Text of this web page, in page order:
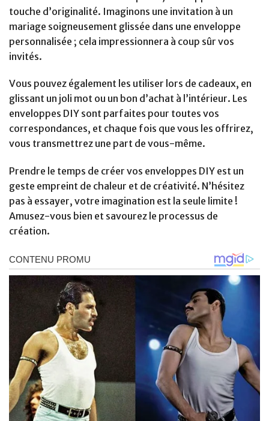
touche d’originalité. Imaginons une invitation à un
mariage soigneusement glissée dans une enveloppe
personnalisée ; cela impressionnera à coup sûr vos
invités.
Vous pouvez également les utiliser lors de cadeaux, en
glissant un joli mot ou un bon d’achat à l’intérieur. Les
enveloppes DIY sont parfaites pour toutes vos
correspondances, et chaque fois que vous les offrirez,
vous transmettrez une part de vous-même.
Prendre le temps de créer vos enveloppes DIY est un
geste empreint de chaleur et de créativité. N’hésitez
pas à essayer, votre imagination est la seule limite !
Amusez-vous bien et savourez le processus de
création.